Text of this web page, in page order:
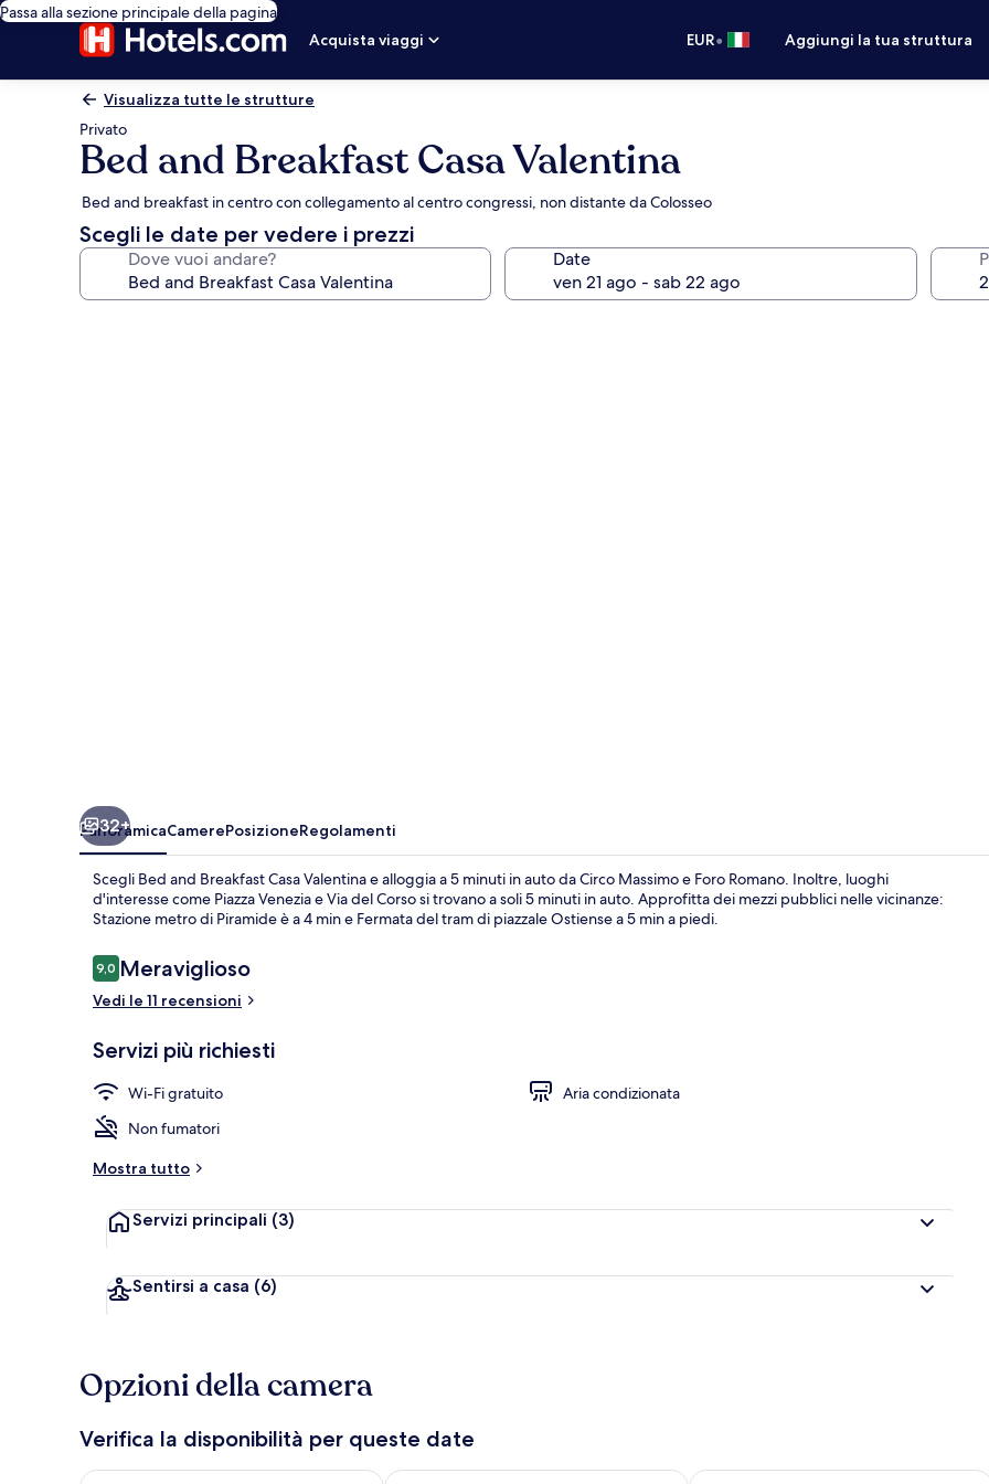
Passa alla sezione principale della pagina
Acquista viaggi
EUR• Aggiungi la tua struttura
Visualizza tutte le strutture
Privato
Bed and Breakfast Casa Valentina
Bed and breakfast in centro con collegamento al centro congressi, non distante da Colosseo
Scegli le date per vedere i prezzi
Dove vuoi andare? Date
32+
PanoramicaCamerePosizioneRegolamenti
Scegli Bed and Breakfast Casa Valentina e alloggia a 5 minuti in auto da Circo Massimo e Foro Romano. Inoltre, luoghi
d'interesse come Piazza Venezia e Via del Corso si trovano a soli 5 minuti in auto. Approfitta dei mezzi pubblici nelle vicinanze:
Stazione metro di Piramide è a 4 min e Fermata del tram di piazzale Ostiense a 5 min a piedi.
Recensioni
9,09,0 su 10
Meraviglioso
Vedi le 11 recensioni
Servizi più richiesti
Wi-Fi gratuito
Aria condizionata
Non fumatori
Mostra tutto
Servizi principali (3)
Sentirsi a casa (6)
Opzioni della camera
Verifica la disponibilità per queste date